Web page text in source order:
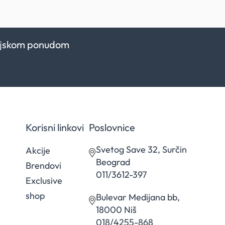
ponudom
Korisni linkovi
Akcije
Brendovi
Exclusive
shop
Poslovnice
Svetog Save 32, Surčin
Beograd
011/3612-397
Bulevar Medijana bb,
18000 Niš
018/4255-868